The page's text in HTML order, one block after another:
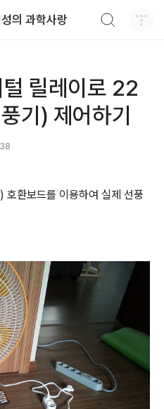
의 과학사랑
릴레이로 22
기) 제어하기
환보드를 이용하여 실제 선풍